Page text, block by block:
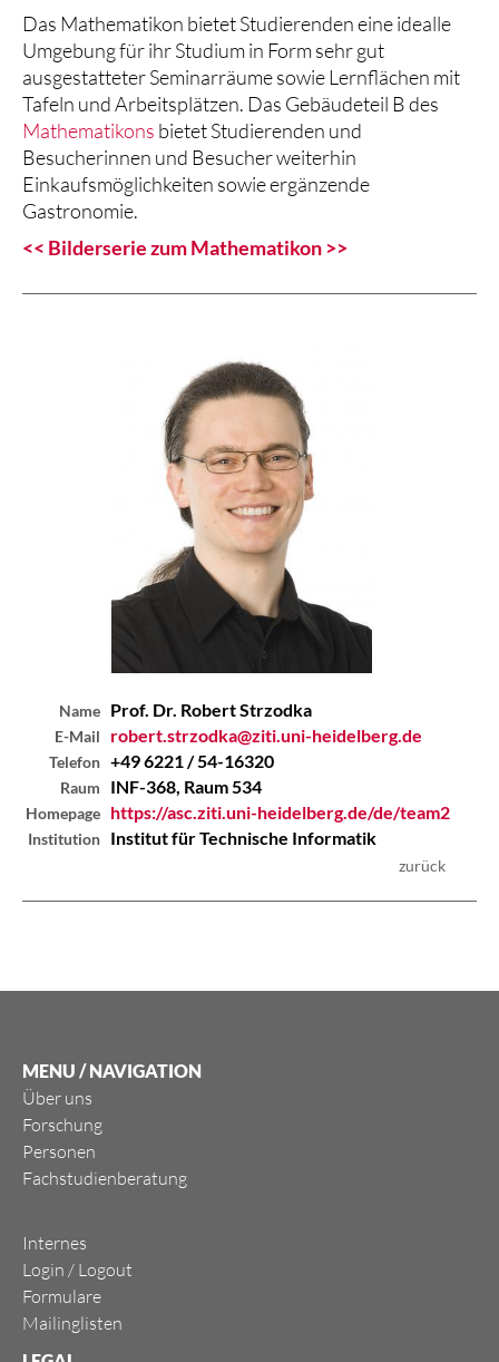
Das Mathematikon bietet Studierenden eine idealle
Umgebung für ihr Studium in Form sehr gut
ausgestatteter Seminarräume sowie Lernflächen mit
Tafeln und Arbeitsplätzen. Das Gebäudeteil B des
Mathematikons bietet Studierenden und
Besucherinnen und Besucher weiterhin
Einkaufsmöglichkeiten sowie ergänzende
Gastronomie.
<< Bilderserie zum Mathematikon >>
Name Prof. Dr. RobertStrzodka
E-Mail robert.strzodka@ziti.uni-heidelberg.de
Telefon +49 6221 / 54-16320
Raum INF-368, Raum 534
Homepage https://asc.ziti.uni-heidelberg.de/de/team2
Institution Institut für Technische Informatik
zurück
MENU / NAVIGATION
Über uns
Forschung
Personen
Fachstudienberatung
Internes
Login / Logout
Formulare
Mailinglisten